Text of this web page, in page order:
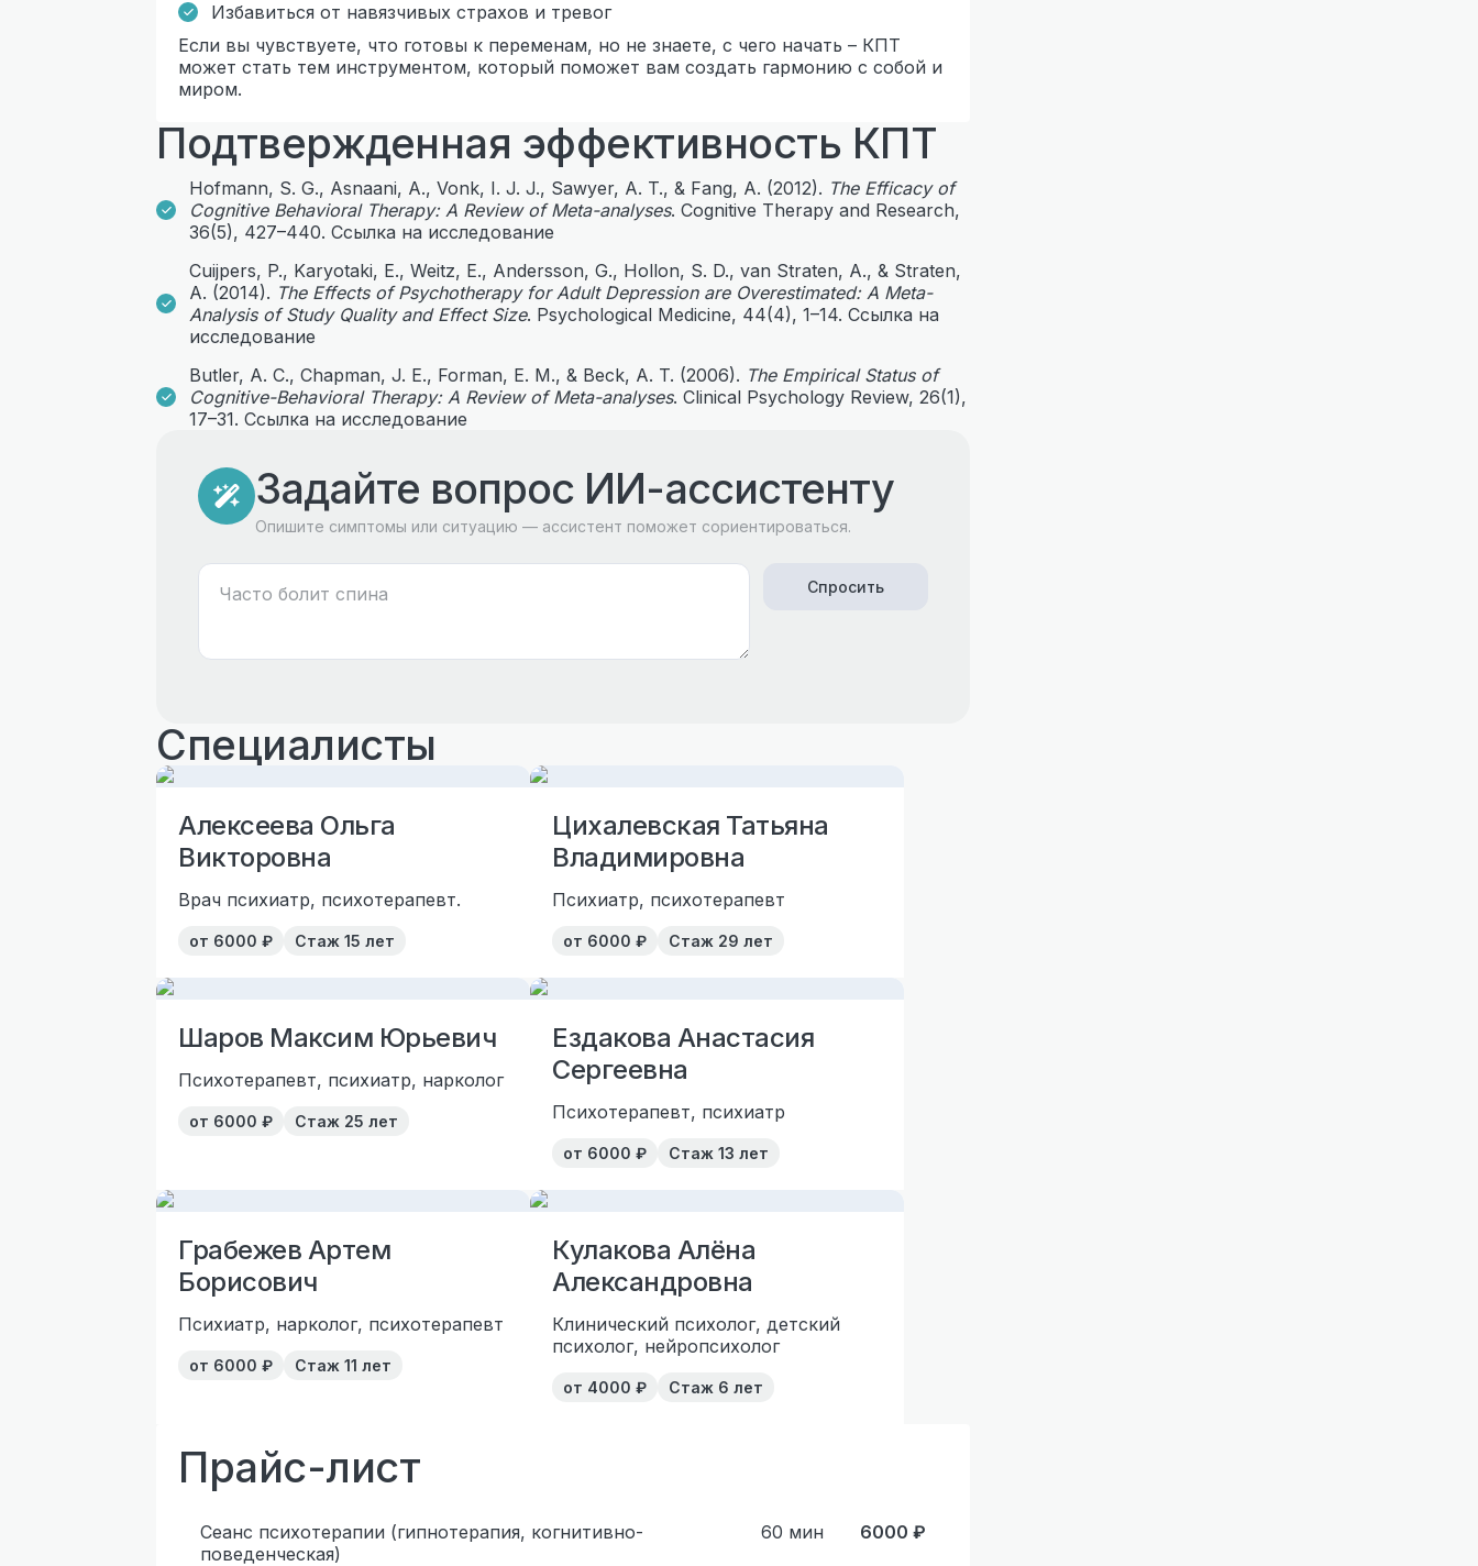
Избавиться от навязчивых страхов и тревог
Если вы чувствуете, что готовы к переменам, но не знаете, с чего начать – КПТ
может стать тем инструментом, который поможет вам создать гармонию с собой и
миром.
Подтвержденная эффективность КПТ
Hofmann, S. G., Asnaani, A., Vonk, I. J. J., Sawyer, A. T., & Fang, A. (2012). The Efficacy of
Cognitive Behavioral Therapy: A Review of Meta-analyses. Cognitive Therapy and Research,
36(5), 427–440. Ссылка на исследование
Cuijpers, P., Karyotaki, E., Weitz, E., Andersson, G., Hollon, S. D., van Straten, A., & Straten,
A. (2014). The Effects of Psychotherapy for Adult Depression are Overestimated: A Meta-
Analysis of Study Quality and Effect Size. Psychological Medicine, 44(4), 1–14. Ссылка на
исследование
Butler, A. C., Chapman, J. E., Forman, E. M., & Beck, A. T. (2006). The Empirical Status of
Cognitive-Behavioral Therapy: A Review of Meta-analyses. Clinical Psychology Review, 26(1),
17–31. Ссылка на исследование
Задайте вопрос ИИ-ассистенту
Опишите симптомы или ситуацию — ассистент поможет сориентироваться.
Спросить
Специалисты
Алексеева Ольга
Викторовна
Врач психиатр, психотерапевт.
от 6000 ₽ Стаж 15 лет
Цихалевская Татьяна
Владимировна
Психиатр, психотерапевт
от 6000 ₽ Стаж 29 лет
Шаров Максим Юрьевич
Психотерапевт, психиатр, нарколог
от 6000 ₽ Стаж 25 лет
Ездакова Анастасия
Сергеевна
Психотерапевт, психиатр
от 6000 ₽ Стаж 13 лет
Грабежев Артем
Борисович
Психиатр, нарколог, психотерапевт
от 6000 ₽ Стаж 11 лет
Кулакова Алёна
Александровна
Клинический психолог, детский
психолог, нейропсихолог
от 4000 ₽ Стаж 6 лет
Прайс-лист
Сеанс психотерапии (гипнотерапия, когнитивно-
поведенческая)
60 мин 6000 ₽